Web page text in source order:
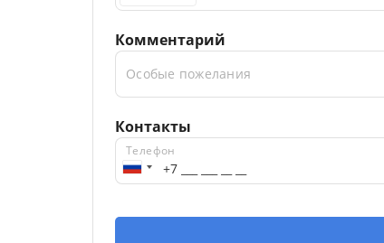
Комментарий
Особые пожелания
Контакты
Телефон